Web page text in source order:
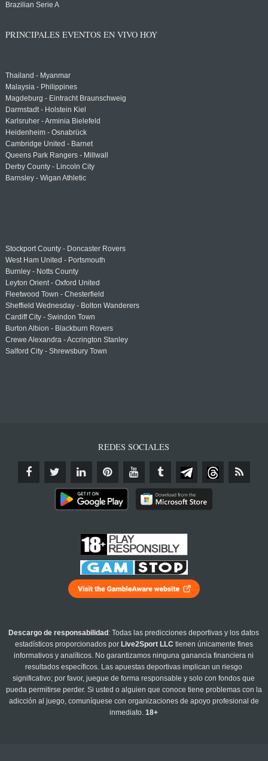
Brazilian Serie A
PRINCIPALES EVENTOS EN VIVO HOY
Thailand - Myanmar
Malaysia - Philippines
Magdeburg - Eintracht Braunschweig
Darmstadt - Holstein Kiel
Karlsruher - Arminia Bielefeld
Heidenheim - Osnabrück
Cambridge United - Barnet
Queens Park Rangers - Millwall
Derby County - Lincoln City
Barnsley - Wigan Athletic
Stockport County - Doncaster Rovers
West Ham United - Portsmouth
Burnley - Notts County
Leyton Orient - Oxford United
Fleetwood Town - Chesterfield
Sheffield Wednesday - Bolton Wanderers
Cardiff City - Swindon Town
Burton Albion - Blackburn Rovers
Crewe Alexandra - Accrington Stanley
Salford City - Shrewsbury Town
REDES SOCIALES
Descargo de responsabilidad : Todas las predicciones deportivas y los datos
estadísticos proporcionados por Live2Sport LLC tienen únicamente fines
informativos y analíticos. No garantizamos ninguna ganancia financiera ni
resultados específicos. Las apuestas deportivas implican un riesgo
significativo; por favor, juegue de forma responsable y solo con fondos que
pueda permitirse perder. Si usted o alguien que conoce tiene problemas con la
adicción al juego, comuníquese con organizaciones de apoyo profesional de
inmediato.18+